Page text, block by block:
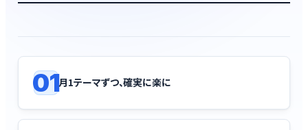
01月1テーマずつ、確実に楽に